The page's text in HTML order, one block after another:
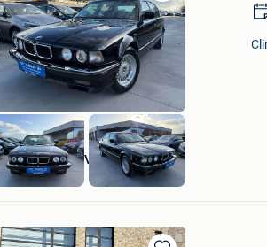
Bewaren
in
Mijn
Favorieten
KGT Trading BV
Ninove